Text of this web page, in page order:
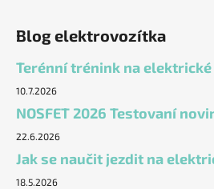
Blog elektrovozítka
Terénní trénink na
10.7.2026
NOSFET 2026 Testovaní
22.6.2026
Jak se naučit jezdit na
18.5.2026